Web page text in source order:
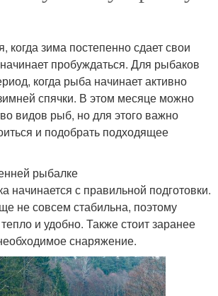
зима постепенно сдает свои
пробуждаться. Для рыбаков
когда рыба начинает активно
спячки. В этом месяце можно
видов рыб, но для этого важно
и подобрать подходящее
рыбалке
начинается с правильной подготовки.
не совсем стабильна, поэтому
и удобно. Также стоит заранее
снаряжение.